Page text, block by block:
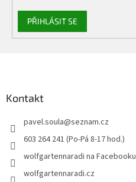
PŘIHLÁSIT SE
Kontakt
pavel.soula@seznam.cz
603 264 241 (Po-Pá 8-17 hod.)
wolfgartennaradi na Facebooku
wolfgartennaradi.cz